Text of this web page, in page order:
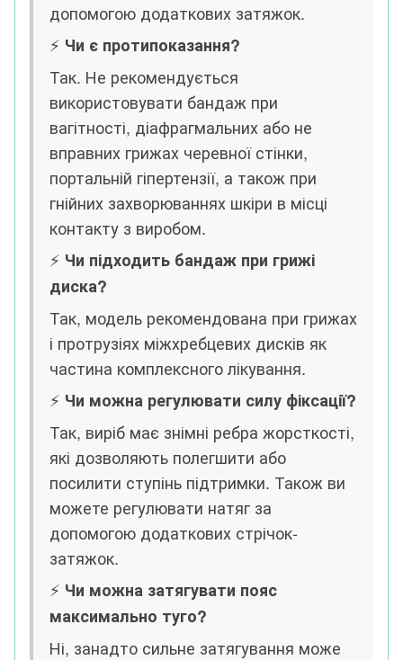
допомогою додаткових затяжок.
⚡️ Чи є протипоказання?
Так. Не рекомендується
використовувати бандаж при
вагітності, діафрагмальних або не
вправних грижах черевної стінки,
портальній гіпертензії, а також при
гнійних захворюваннях шкіри в місці
контакту з виробом.
⚡️ Чи підходить бандаж при грижі
диска?
Так, модель рекомендована при грижах
і протрузіях міжхребцевих дисків як
частина комплексного лікування.
⚡️ Чи можна регулювати силу фіксації?
Так, виріб має знімні ребра жорсткості,
які дозволяють полегшити або
посилити ступінь підтримки. Також ви
можете регулювати натяг за
допомогою додаткових стрічок-
затяжок.
⚡️ Чи можна затягувати пояс
максимально туго?
Ні, занадто сильне затягування може